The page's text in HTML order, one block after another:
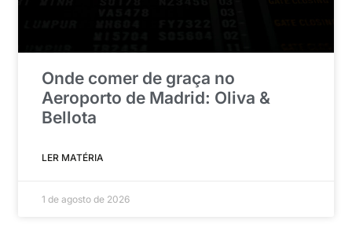
Onde comer de graça no
Aeroporto de Madrid: Oliva &
Bellota
LER MATÉRIA
1 de agosto de 2026